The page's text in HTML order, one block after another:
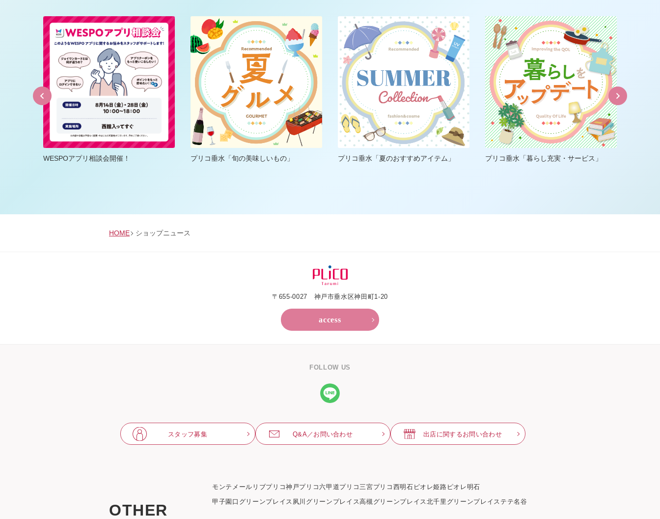
WESPOアプリ相談会開催！ プリコ垂水「旬の美味しいもの」 プリコ垂水「夏のおすすめアイテム」 プリコ垂水「暮らし充実・サービス」
HOME ショップニュース
〒655-0027 神戸市垂水区神田町1-20
access
FOLLOW US
スタッフ募集 Q&A／お問い合わせ 出店に関するお問い合わせ
OTHER
モンテメール リブプリコ神戸プリコ六甲道プリコ三宮プリコ西明石 ピオレ姫路 ピオレ明石
甲子園口グリーンプレイス 夙川グリーンプレイス高槻グリーンプレイス北千里グリーンプレイス テテ名谷